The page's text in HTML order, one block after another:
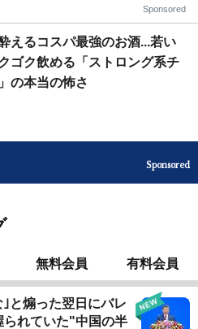
Sponsored
えるコスパ最強のお酒...若い
ゴク飲める「ストロング系チ
の本当の怖さ
Sponsored
無料会員 有料会員
と煽った翌日にバレ
れていた"中国の半